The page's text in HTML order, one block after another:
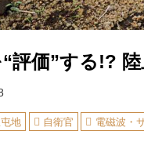
評価”する!?
地 自衛官 電磁波・